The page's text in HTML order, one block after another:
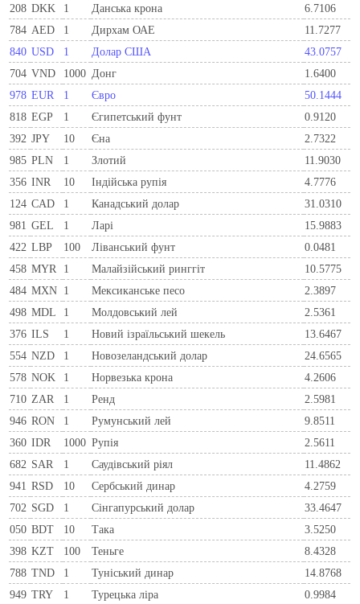
208 DKK 1 Данська крона
6.7106
784 AED 1 Дирхам ОАЕ
11.7277
840 USD 1 Долар США
43.0757
704 VND 1000 Донг
1.6400
978 EUR 1 Євро
50.1444
818 EGP 1 Єгипетський фунт
0.9120
392 JPY 10 Єна
2.7322
985 PLN 1 Злотий
11.9030
356 INR 10 Індійська рупія
4.7776
124 CAD 1 Канадський долар
31.0310
981 GEL 1 Ларi
15.9883
422 LBP 100 Ліванський фунт
0.0481
458 MYR 1 Малайзійський ринггіт
10.5775
484 MXN 1 Мексиканське песо
2.3897
498 MDL 1 Молдовський лей
2.5361
376 ILS 1 Новий ізраїльський шекель
13.6467
554 NZD 1 Новозеландський долар
24.6565
578 NOK 1 Норвезька крона
4.2606
710 ZAR 1 Ренд
2.5981
946 RON 1 Румунський лей
9.8511
360 IDR 1000 Рупія
2.5611
682 SAR 1 Саудівський ріял
11.4862
941 RSD 10 Сербський динар
4.2759
702 SGD 1 Сінгапурський долар
33.4647
050 BDT 10 Така
3.5250
398 KZT 100 Теньге
8.4328
788 TND 1 Туніський динар
14.8768
949 TRY 1 Турецька ліра 0.9984